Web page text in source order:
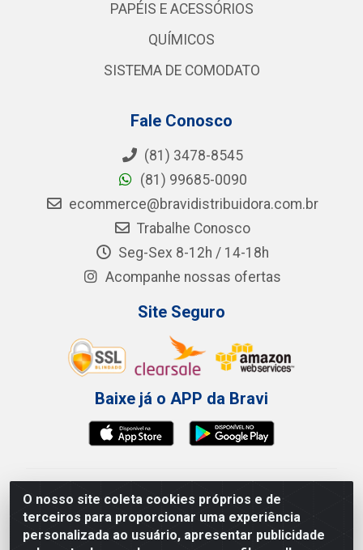
O nosso site coleta cookies próprios e de
terceiros para proporcionar uma experiência
personalizada ao usuário, apresentar publicidade
PAPÉIS E ACESSÓRIOS
QUÍMICOS
SISTEMA DE COMODATO
Fale Conosco
(81) 3478-8545
(81) 99685-0090
ecommerce@bravidistribuidora.com.br
Trabalhe Conosco
Seg-Sex 8-12h / 14-18h
Acompanhe nossas ofertas
Site Seguro
Baixe já o APP da Bravi
Bravi Consumíveis de Higiene e Descartáveis EIRELI -
CNPJ 19.457.137/0001-06
Av. Sul Gov. Cid Sampaio, 3125 - Galpão 000A -
Imbiribeira - Recife/PE - CEP 51.150-010